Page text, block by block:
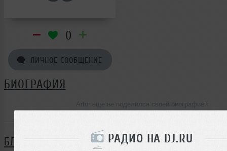
РАДИО НА DJ.RU
0
ЛИЧНОЕ СООБЩЕНИЕ
БИОГРАФИЯ
БЛОГ